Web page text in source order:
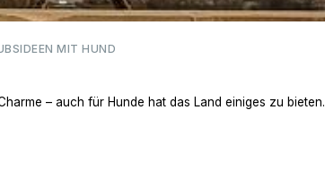
MIT HUND
– auch für Hunde hat das Land einiges zu bieten.